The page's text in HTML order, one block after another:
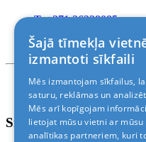
T. +371 26228085
Rīga, Kr.Barona 88
Nosacījumi un atrunas
© 2011-2026>
Sign In
Šajā tīmekļa
izmantoti sīkfaili
Mēs izmantojam sīkfailus,
saturu, reklāmas un
Mēs arī kopīgojam
lietojat mūsu vietni ar
analītikas partneriem, kuri